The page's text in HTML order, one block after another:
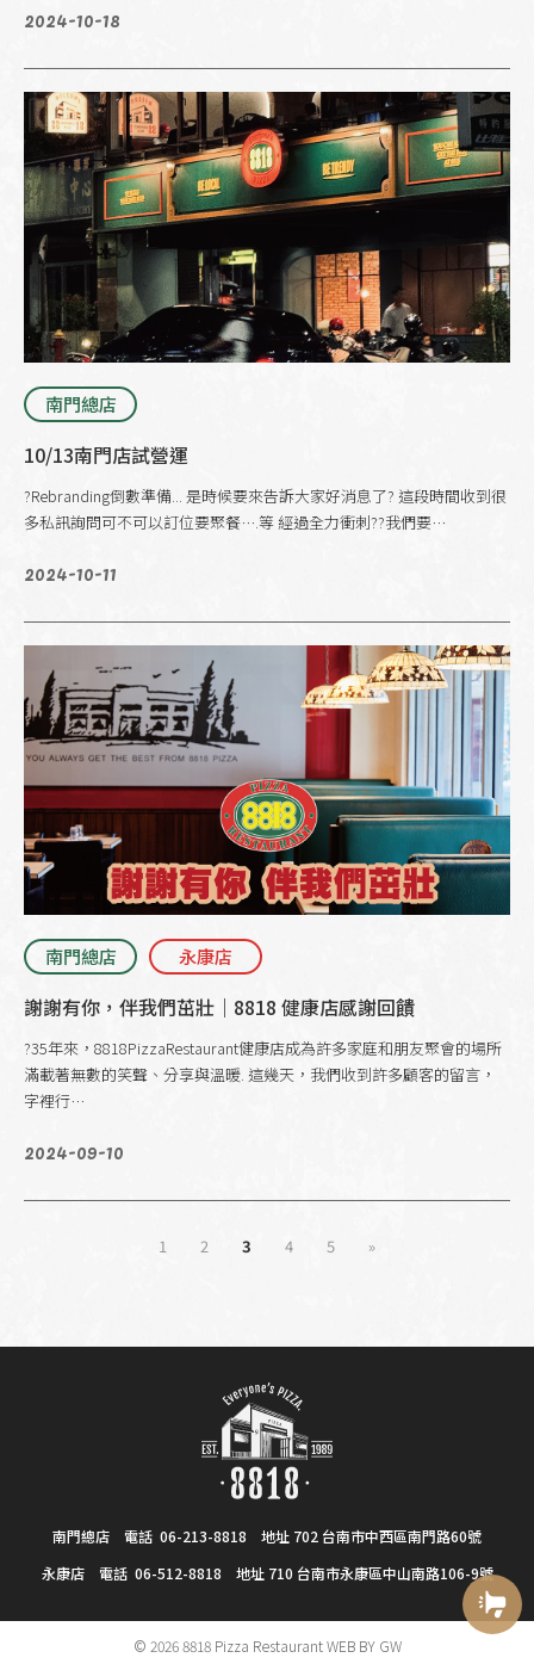
2024-10-18
南門總店
10/13南門店試營運
?Rebranding倒數準備... 是時候要來告訴大家好消息了? 這段時間收到很
多私訊詢問可不可以訂位要聚餐….等 經過全力衝刺??我們要…
2024-10-11
南門總店 永康店
謝謝有你，伴我們茁壯｜8818 健康店感謝回饋
?35年來，8818PizzaRestaurant健康店成為許多家庭和朋友聚會的場所
滿載著無數的笑聲、分享與溫暖. 這幾天，我們收到許多顧客的留言，
字裡行…
2024-09-10
1 2 3 4 5 »
南門總店 電話 06-213-8818 地址 702 台南市中西區南門路60號
永康店 電話 06-512-8818 地址 710 台南市永康區中山南路106-9號
© 2026 8818 Pizza Restaurant WEB BY GW